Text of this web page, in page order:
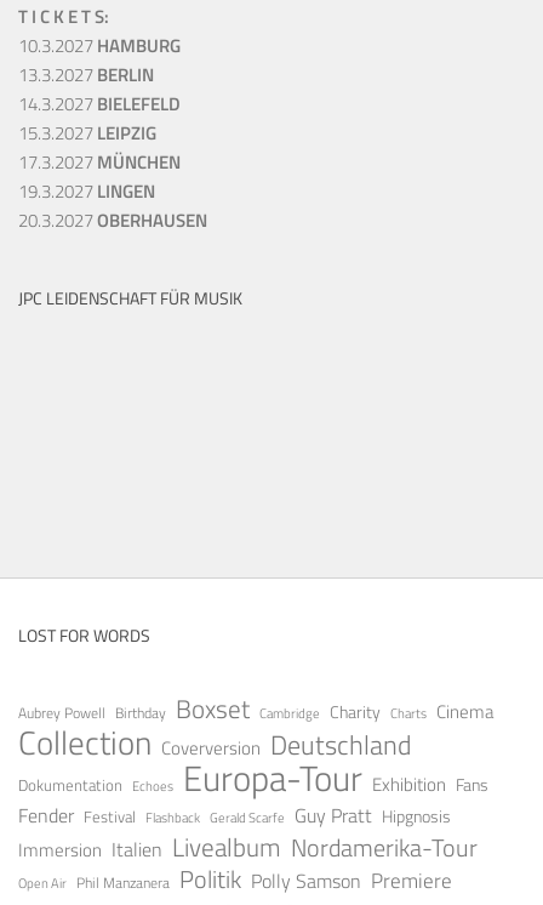
T I C K E T S:
10.3.2027HAMBURG
13.3.2027BERLIN
14.3.2027BIELEFELD
15.3.2027LEIPZIG
17.3.2027MÜNCHEN
19.3.2027LINGEN
20.3.2027OBERHAUSEN
JPC LEIDENSCHAFT FÜR MUSIK
LOST FOR WORDS
Aubrey Powell Birthday Boxset Cambridge Charity Charts Cinema
Collection Coverversion Deutschland
Dokumentation Echoes Europa-Tour Exhibition Fans
Fender Festival Flashback Gerald Scarfe Guy Pratt Hipgnosis
Immersion Italien Livealbum Nordamerika-Tour
Open Air Phil Manzanera Politik Polly Samson Premiere